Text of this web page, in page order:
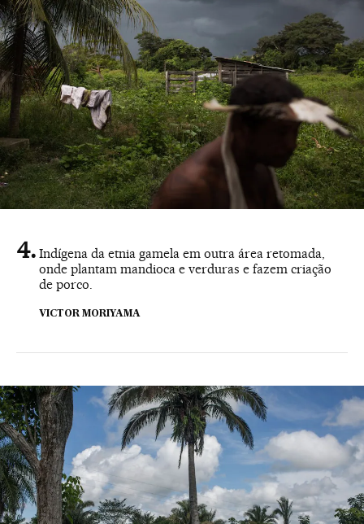
Indígena da etnia gamela em outra área retomada,
onde plantam mandioca e verduras e fazem criação
de porco.
VICTOR MORIYAMA